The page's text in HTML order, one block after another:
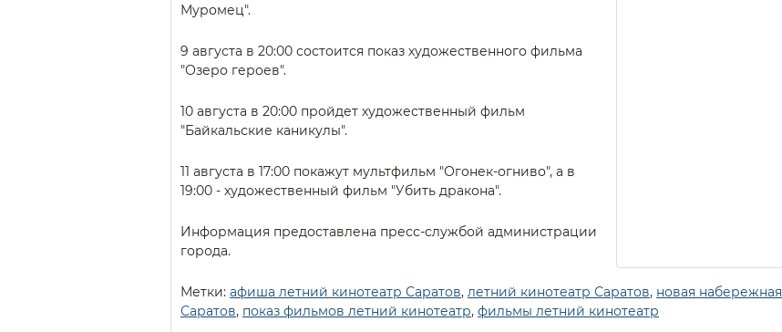
Муромец".
9 августа в 20:00 состоится показ художественного фильма
"Озеро героев".
10 августа в 20:00 пройдет художественный фильм
"Байкальские каникулы".
11 августа в 17:00 покажут мультфильм "Огонек-огниво", а в
19:00 - художественный фильм "Убить дракона".
Информация предоставлена пресс-службой администрации
города.
Метки: афиша летний кинотеатр Саратов, летний кинотеатр Саратов, новая набережная
Саратов, показ фильмов летний кинотеатр, фильмы летний кинотеатр